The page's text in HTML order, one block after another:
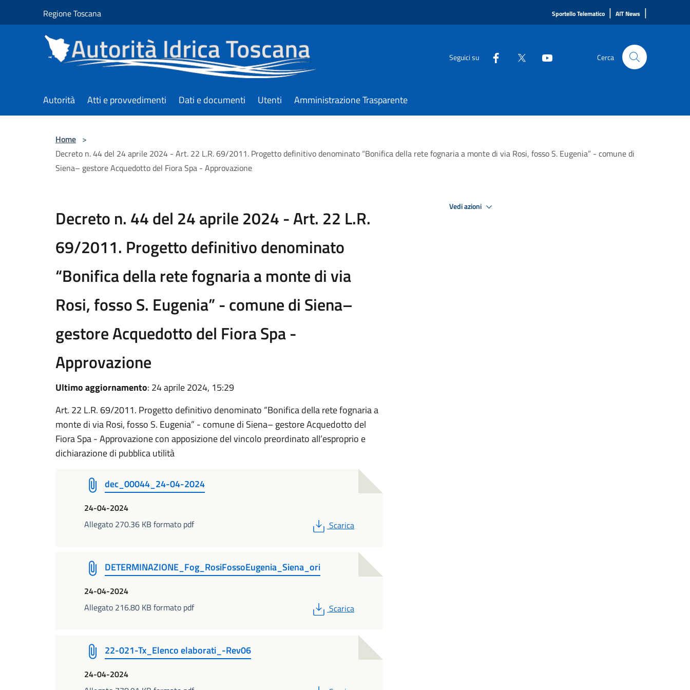
Regione Toscana Sportello Telematico | AIT News |
Seguici su Cerca
Autorità Atti e provvedimenti Dati e documenti Utenti Amministrazione Trasparente
Home >
Decreto n. 44 del 24 aprile 2024 - Art. 22 L.R. 69/2011. Progetto definitivo denominato “Bonifica della rete fognaria a monte di via Rosi, fosso S. Eugenia” - comune di
Siena– gestore Acquedotto del Fiora Spa - Approvazione
Decreto n. 44 del 24 aprile 2024 - Art. 22 L.R.
69/2011. Progetto definitivo denominato
“Bonifica della rete fognaria a monte di via
Rosi, fosso S. Eugenia” - comune di Siena–
gestore Acquedotto del Fiora Spa -
Approvazione
Ultimo aggiornamento: 24 aprile 2024, 15:29
Art. 22 L.R. 69/2011. Progetto definitivo denominato “Bonifica della rete fognaria a
monte di via Rosi, fosso S. Eugenia” - comune di Siena– gestore Acquedotto del
Fiora Spa - Approvazione con apposizione del vincolo preordinato all’esproprio e
dichiarazione di pubblica utilità
dec_00044_24-04-2024
24-04-2024
Allegato 270.36 KB formato pdf
PDF
Scarica
DETERMINAZIONE_Fog_RosiFossoEugenia_Siena_ori
24-04-2024
Allegato 216.80 KB formato pdf
PDF
Scarica
22-021-Tx_Elenco elaborati_-Rev06
24-04-2024
Vedi azioni